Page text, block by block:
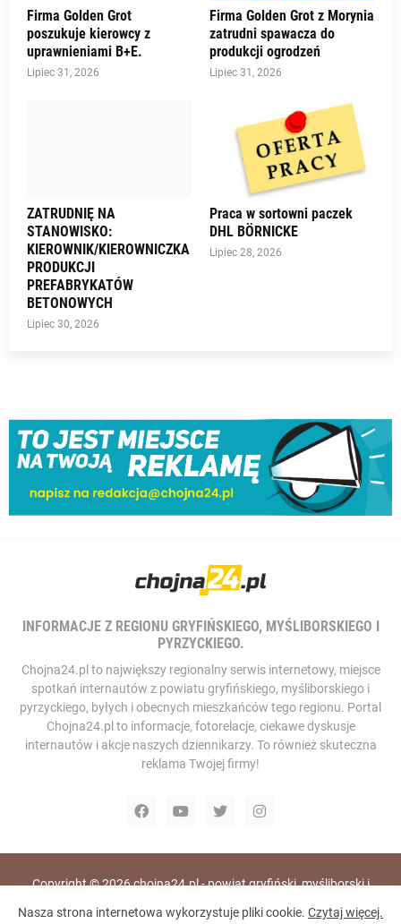
Firma Golden Grot
poszukuje kierowcy z
uprawnieniami B+E.
Lipiec 31, 2026
Firma Golden Grot z Morynia
zatrudni spawacza do
produkcji ogrodzeń
Lipiec 31, 2026
ZATRUDNIĘ NA
STANOWISKO:
KIEROWNIK/KIEROWNICZKA
PRODUKCJI
PREFABRYKATÓW
BETONOWYCH
Lipiec 30, 2026
Praca w sortowni paczek
DHL BÖRNICKE
Lipiec 28, 2026
INFORMACJE Z REGIONU GRYFIŃSKIEGO, MYŚLIBORSKIEGO I
PYRZYCKIEGO.
Chojna24.pl to największy regionalny serwis internetowy, miejsce
spotkań internautów z powiatu gryfińskiego, myśliborskiego i
pyrzyckiego, byłych i obecnych mieszkańców tego regionu. Portal
Chojna24.pl to informacje, fotorelacje, ciekawe dyskusje
internautów i akcje naszych dziennikarzy. To również skuteczna
reklama Twojej firmy!
Copyright ©2026chojna24.pl - powiat gryfiński, myśliborski i
Nasza strona internetowa wykorzystuje pliki cookie. Czytaj więcej.